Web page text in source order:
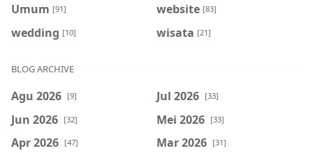
Umum [91] website [83]
wedding [10] wisata [21]
BLOG ARCHIVE
Agu 2026 [9] Jul 2026 [33]
Jun 2026 [32] Mei 2026 [33]
Apr 2026 [47] Mar 2026 [31]